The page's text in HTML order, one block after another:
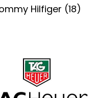
Hilfiger (18)